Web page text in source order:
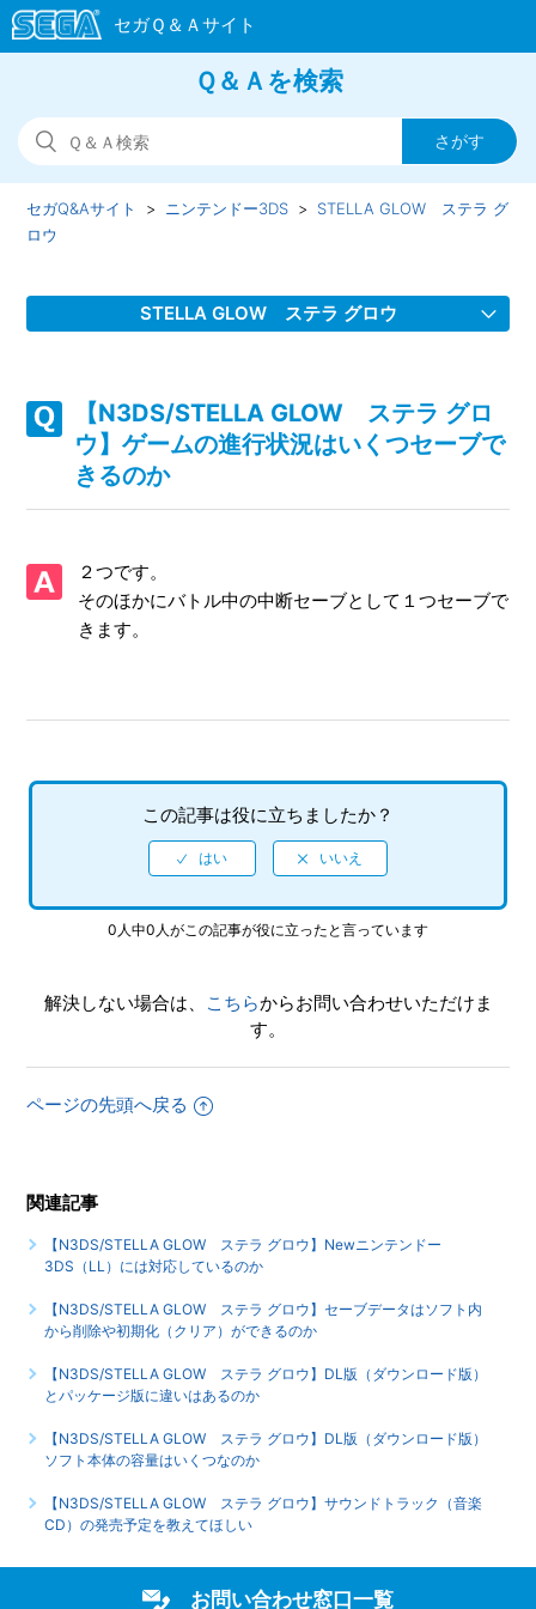
Ｑ＆Ａを検索
セガQ&Aサイト ニンテンドー3DS
STELLA GLOW ステラ グ
ロウ
STELLA GLOW ステラ グロウ
い、コツなどはあるのか
【N3DS/STELLA GLOW ステラ グロウ】主人公の名前は
変更できるか
か
【N3DS/STELLA GLOW ステラ グロウ】難易度設定はあ
には対応しているのか
【N3DS/STELLA GLOW ステラ グロウ】インターネット
プレイ対応しているのか
【N3DS/STELLA GLOW ステラ グロウ】ゲームの進行状
況はいくつセーブできるのか
もっと見る
【N3DS/STELLA GLOW ステラ グロ
ウ】ゲームの進行状況はいくつセーブで
きるのか
２つです。
そのほかにバトル中の中断セーブとして１つセーブで
きます。
この記事は役に立ちましたか？
0人中0人がこの記事が役に立ったと言っています
解決しない場合は、 こちらからお問い合わせいただけま
す。
ページの先頭へ戻る
関連記事
【N3DS/STELLA GLOW ステラ グロウ】Newニンテンドー
3DS（LL）には対応しているのか
【N3DS/STELLA GLOW ステラ グロウ】セーブデータはソフト内
から削除や初期化（クリア）ができるのか
【N3DS/STELLA GLOW ステラ グロウ】DL版（ダウンロード版）
とパッケージ版に違いはあるのか
【N3DS/STELLA GLOW ステラ グロウ】DL版（ダウンロード版）
ソフト本体の容量はいくつなのか
【N3DS/STELLA GLOW ステラ グロウ】サウンドトラック（音楽
CD）の発売予定を教えてほしい
お問い合わせ窓口一覧